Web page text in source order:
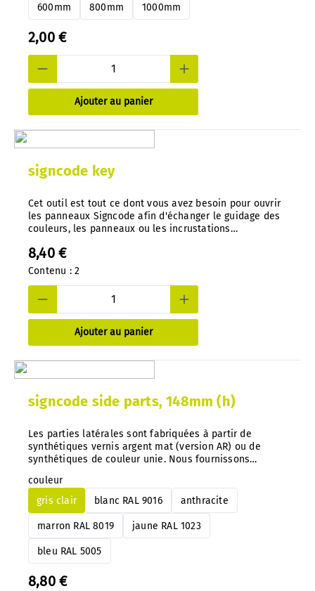
600mm 800mm 1000mm
2,00 €
Ajouter au panier
signcode key
Cet outil est tout ce dont vous avez besoin pour ouvrir
les panneaux Signcode afin d'échanger le guidage des
couleurs, les panneaux ou les incrustations
tout accès non autorisé. Outil spécial, moulé sous
pression en nylon.
8,40 €
Contenu : 2
Ajouter au panier
signcode side parts, 148mm (h)
Les parties latérales sont fabriquées à partir de
synthétiques vernis argent mat (version AR) ou de
synthétiques de couleur unie. Nous fournissons
important : Avec notre système, vous pouvez à tout
moment échanger les indications de couleur
directement sur les panneaux montés.
couleur
gris clair
blanc RAL 9016 anthracite
marron RAL 8019 jaune RAL 1023
bleu RAL 5005
8,80 €